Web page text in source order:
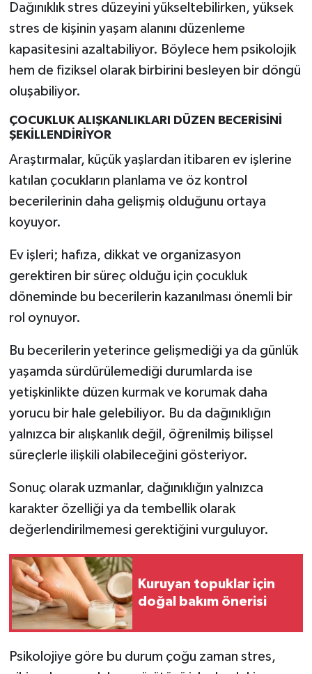
Dağınıklık stres düzeyini yükseltebilirken, yüksek
stres de kişinin yaşam alanını düzenleme
kapasitesini azaltabiliyor. Böylece hem psikolojik
hem de fiziksel olarak birbirini besleyen bir döngü
oluşabiliyor.
ÇOCUKLUK ALIŞKANLIKLARI DÜZEN BECERİSİNİ
ŞEKİLLENDİRİYOR
Araştırmalar, küçük yaşlardan itibaren ev işlerine
katılan çocukların planlama ve öz kontrol
becerilerinin daha gelişmiş olduğunu ortaya
koyuyor.
Ev işleri; hafıza, dikkat ve organizasyon
gerektiren bir süreç olduğu için çocukluk
döneminde bu becerilerin kazanılması önemli bir
rol oynuyor.
Bu becerilerin yeterince gelişmediği ya da günlük
yaşamda sürdürülemediği durumlarda ise
yetişkinlikte düzen kurmak ve korumak daha
yorucu bir hale gelebiliyor. Bu da dağınıklığın
yalnızca bir alışkanlık değil, öğrenilmiş bilişsel
süreçlerle ilişkili olabileceğini gösteriyor.
Sonuç olarak uzmanlar, dağınıklığın yalnızca
karakter özelliği ya da tembellik olarak
değerlendirilmemesi gerektiğini vurguluyor.
Kuruyan topuklar için
doğal bakım önerisi
Psikolojiye göre bu durum çoğu zaman stres,